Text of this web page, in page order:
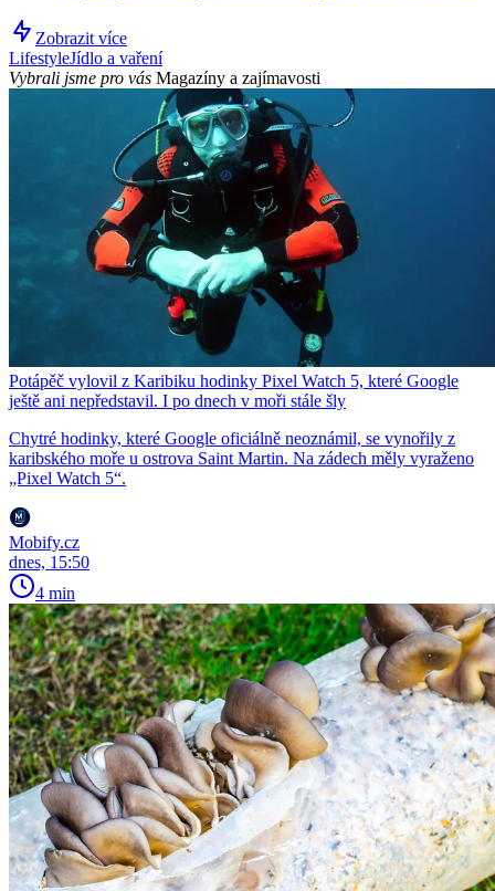
Zobrazit více
LifestyleJídlo a vaření
Vybrali jsme pro vás Magazíny a zajímavosti
Potápěč vylovil z Karibiku hodinky Pixel Watch 5, které Google
ještě ani nepředstavil. I po dnech v moři stále šly
Chytré hodinky, které Google oficiálně neoznámil, se vynořily z
karibského moře u ostrova Saint Martin. Na zádech měly vyraženo
„Pixel Watch 5“.
Mobify.cz
dnes, 15:50
4 min